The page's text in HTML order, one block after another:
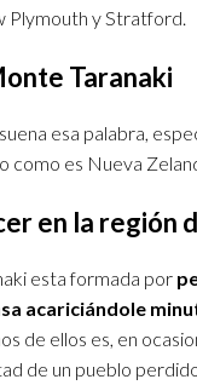
y Stratford.
Taranaki
esa palabra,
como es Nueva
en la región
esta formada por
acariciándole
de ellos es, en
de un pueblo